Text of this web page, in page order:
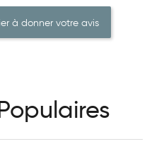
à donner votre avis